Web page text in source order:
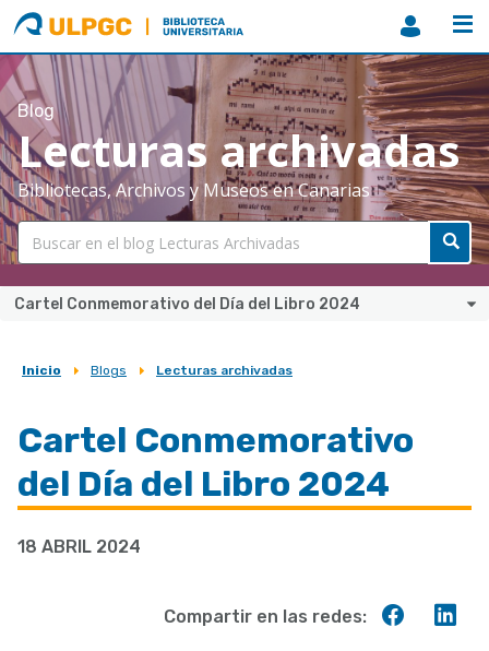
ULPGC
Biblioteca
ULPGC
Blog
Lecturas archivadas
Bibliotecas, Archivos y Museos en Canarias
Cartel Conmemorativo del Día del Libro 2024
Sobrescribir
de
ayuda
la
Inicio Blogs Lecturas archivadas
Cartel Conmemorativo
del Día del Libro 2024
18 ABRIL 2024
Compartir en las redes: